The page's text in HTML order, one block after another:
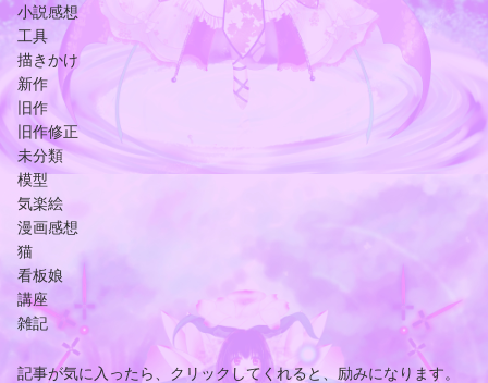
小説感想
工具
描きかけ
新作
旧作
旧作修正
未分類
模型
気楽絵
漫画感想
猫
看板娘
講座
雑記
記事が気に入ったら、クリックしてくれると、励みになります。